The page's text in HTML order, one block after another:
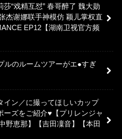
莎“戏精互怼” 春哥醉了 魏大勋
杰谢娜联手神模仿 颖儿掌权直
EP12【湖南卫视官方频
ルのルームツアーがエ●すぎ
イン／に撮ってほしいカップ
ーズをご紹介♥【プリレンジャ
野恵那】【吉田凜音】【本田